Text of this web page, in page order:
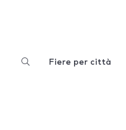
Fiere per città